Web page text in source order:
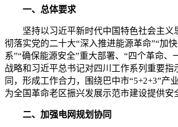
一、总体要求
坚持以习近平新时代中国特色社会主义
彻落实党的二十大“深入推进能源革命”“加
系”“确保能源安全”重大部署、“四个革命、
战略和习近平总书记对四川工作系列重要指
同，形成工作合力，围绕巴中市“5+2+3”产
为全国革命老区振兴发展示范市建设提供安
二、加强电网规划协同